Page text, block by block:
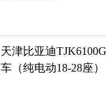
天津比亚迪
车（纯电动18-28座）